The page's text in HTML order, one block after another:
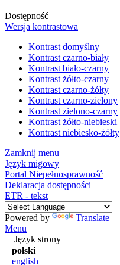
Dostępność
Wersja kontrastowa
Kontrast domyślny
Kontrast czarno-biały
Kontrast biało-czarny
Kontrast żółto-czarny
Kontrast czarno-żółty
Kontrast czarno-zielony
Kontrast zielono-czarny
Kontrast żółto-niebieski
Kontrast niebiesko-żółty
Zamknij menu
Język migowy
Portal Niepełnosprawność
Deklaracja dostępności
ETR - tekst
Powered by
Translate
Menu
Język strony
polski
english